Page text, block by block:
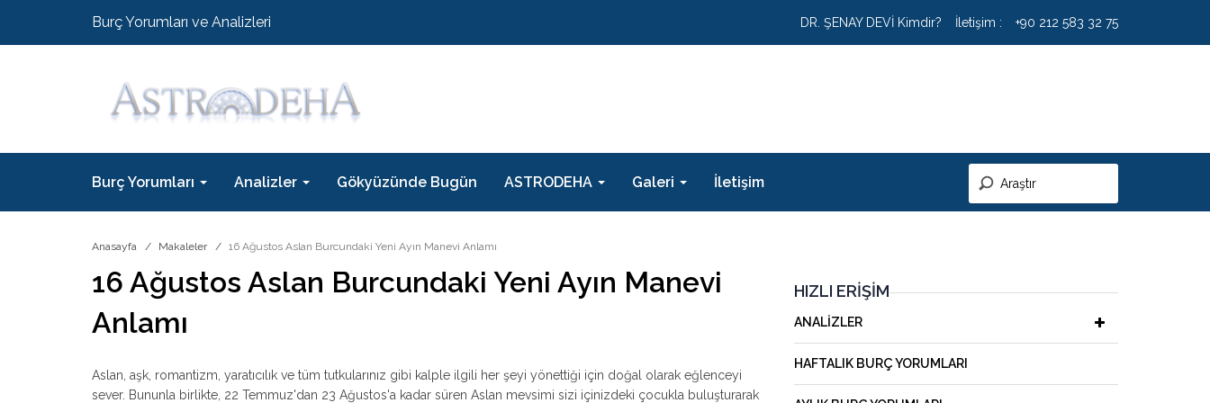
Burç Yorumları ve Analizleri DR. ŞENAY DEVİ Kimdir? İletişim : +90 212 583 32 75
Burç Yorumları Analizler Gökyüzünde Bugün ASTRODEHA Galeri İletişim
Anasayfa Makaleler 16 Ağustos Aslan Burcundaki Yeni Ayın Manevi Anlamı
16 Ağustos Aslan Burcundaki Yeni Ayın Manevi
Anlamı
Aslan, aşk, romantizm, yaratıcılık ve tüm tutkularınız gibi kalple ilgili her şeyi yönettiği için doğal olarak eğlenceyi
sever. Bununla birlikte, 22 Temmuz'dan 23 Ağustos'a kadar süren Aslan mevsimi sizi içinizdeki çocukla buluşturarak
HIZLI ERIŞIM
ANALIZLER
HAFTALIK BURÇ YORUMLARI